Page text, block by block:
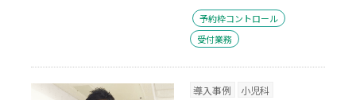
予約枠コントロール
受付業務
導入事例 小児科